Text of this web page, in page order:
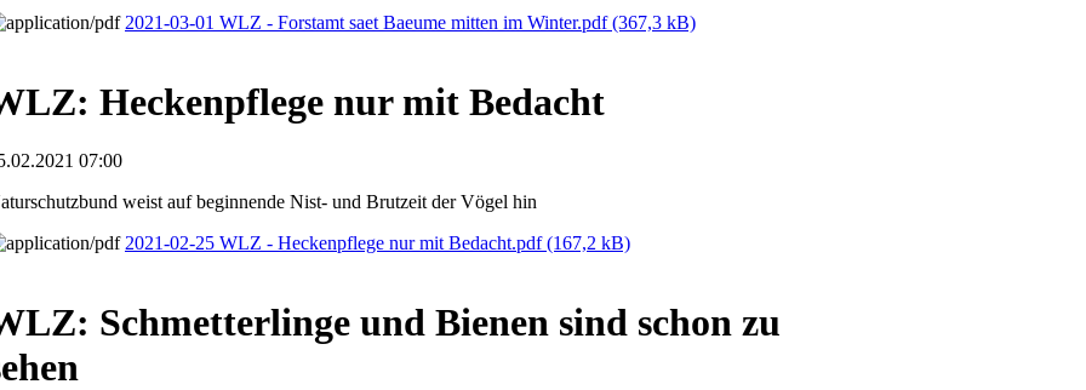
2021-03-01 WLZ - Forstamt saet Baeume mitten im Winter.pdf(367,3 kB)
Heckenpflege nur mit Bedacht
07:00
weist auf beginnende Nist- und Brutzeit der Vögel hin
2021-02-25 WLZ - Heckenpflege nur mit Bedacht.pdf(167,2 kB)
Schmetterlinge und Bienen sind schon zu